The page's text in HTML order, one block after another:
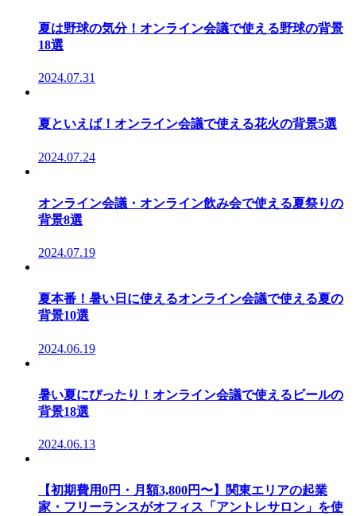
夏は野球の気分！オンライン会議で使える野球の背景
18選
2024.07.31
夏といえば！オンライン会議で使える花火の背景5選
2024.07.24
オンライン会議・オンライン飲み会で使える夏祭りの
背景8選
2024.07.19
夏本番！暑い日に使えるオンライン会議で使える夏の
背景10選
2024.06.19
暑い夏にぴったり！オンライン会議で使えるビールの
背景18選
2024.06.13
【初期費用0円・月額3,800円〜】関東エリアの起業
家・フリーランスがオフィス「アントレサロン」を使